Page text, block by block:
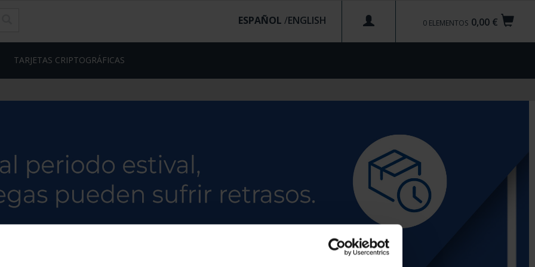
0,00 €
0 ELEMENTOS
ESPAÑOL /
TARJETAS CRIPTOGRÁFICAS